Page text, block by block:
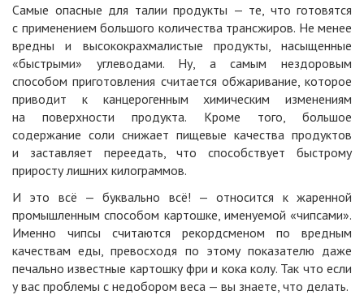
Самые опасные для талии продукты — те, что готовятся
с применением большого количества трансжиров. Не менее
вредны и высококрахмалистые продукты, насыщенные
«быстрыми» углеводами. Ну, а самым нездоровым
способом приготовления считается обжаривание, которое
приводит к канцерогенным химическим изменениям
на поверхности продукта. Кроме того, большое
содержание соли снижает пищевые качества продуктов
и заставляет переедать, что способствует быстрому
приросту лишних килограммов.
И это всё — буквально всё! — относится к жаренной
промышленным способом картошке, именуемой «чипсами».
Именно чипсы считаются рекордсменом по вредным
качествам еды, превосходя по этому показателю даже
печально известные картошку фри и кока колу. Так что если
у вас проблемы с недобором веса — вы знаете, что делать.